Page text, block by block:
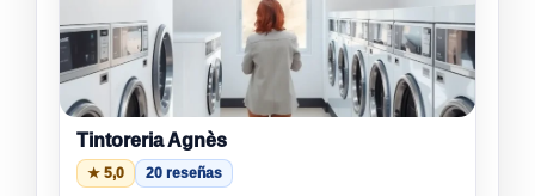
Tintoreria Agnès
★ 5,0 20 reseñas